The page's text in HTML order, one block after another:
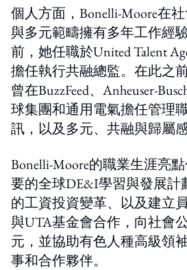
個人方面，Bonelli-Moore在
與多元範疇擁有多年工作經
前，她任職於United Talent
擔任執行共融總監。在此之
曾在BuzzFeed、Anheuser-
球集團和通用電氣擔任管理
訊，以及多元、共融與歸屬感
Bonelli-Moore的職業生涯亮
要的全球DE&I學習與發展計
的工資投資變革、以及建立
與UTA基金會合作，向社會
元，並協助有色人種高級領
事和合作夥伴。